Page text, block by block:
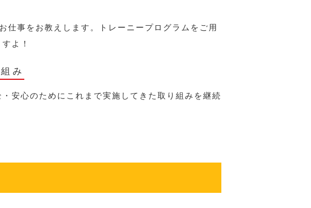
仕事をお教えします。トレーニープログラムをご用
よ！
み
安心のためにこれまで実施してきた取り組みを継続